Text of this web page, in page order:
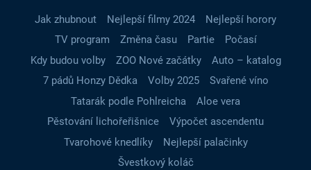
Jak zhubnout Nejlepší filmy 2024
Nejlepší horory
TV program
Změna času Partie
Počasí
Kdy budou volby
ZOO Nové začátky
Auto – katalog
7 pádů Honzy Dědka
Volby 2025
Svařené víno
Tatarák podle Pohlreicha
Aloe vera
Pěstování lichořeřišnice
Výpočet ascendentu
Tvarohové knedlíky
Nejlepší palačinky
Švestkový koláč